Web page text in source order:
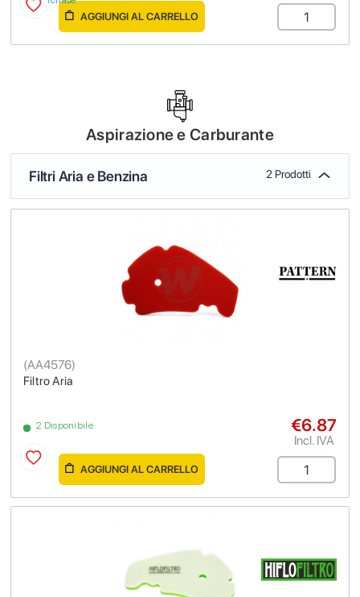
AGGIUNGI AL CARRELLO
Aspirazione e Carburante
Filtri Aria e Benzina 2 Prodotti
Filtro Aria
(AA4576)
2 Disponibile €6.87
Incl. IVA
AGGIUNGI AL CARRELLO